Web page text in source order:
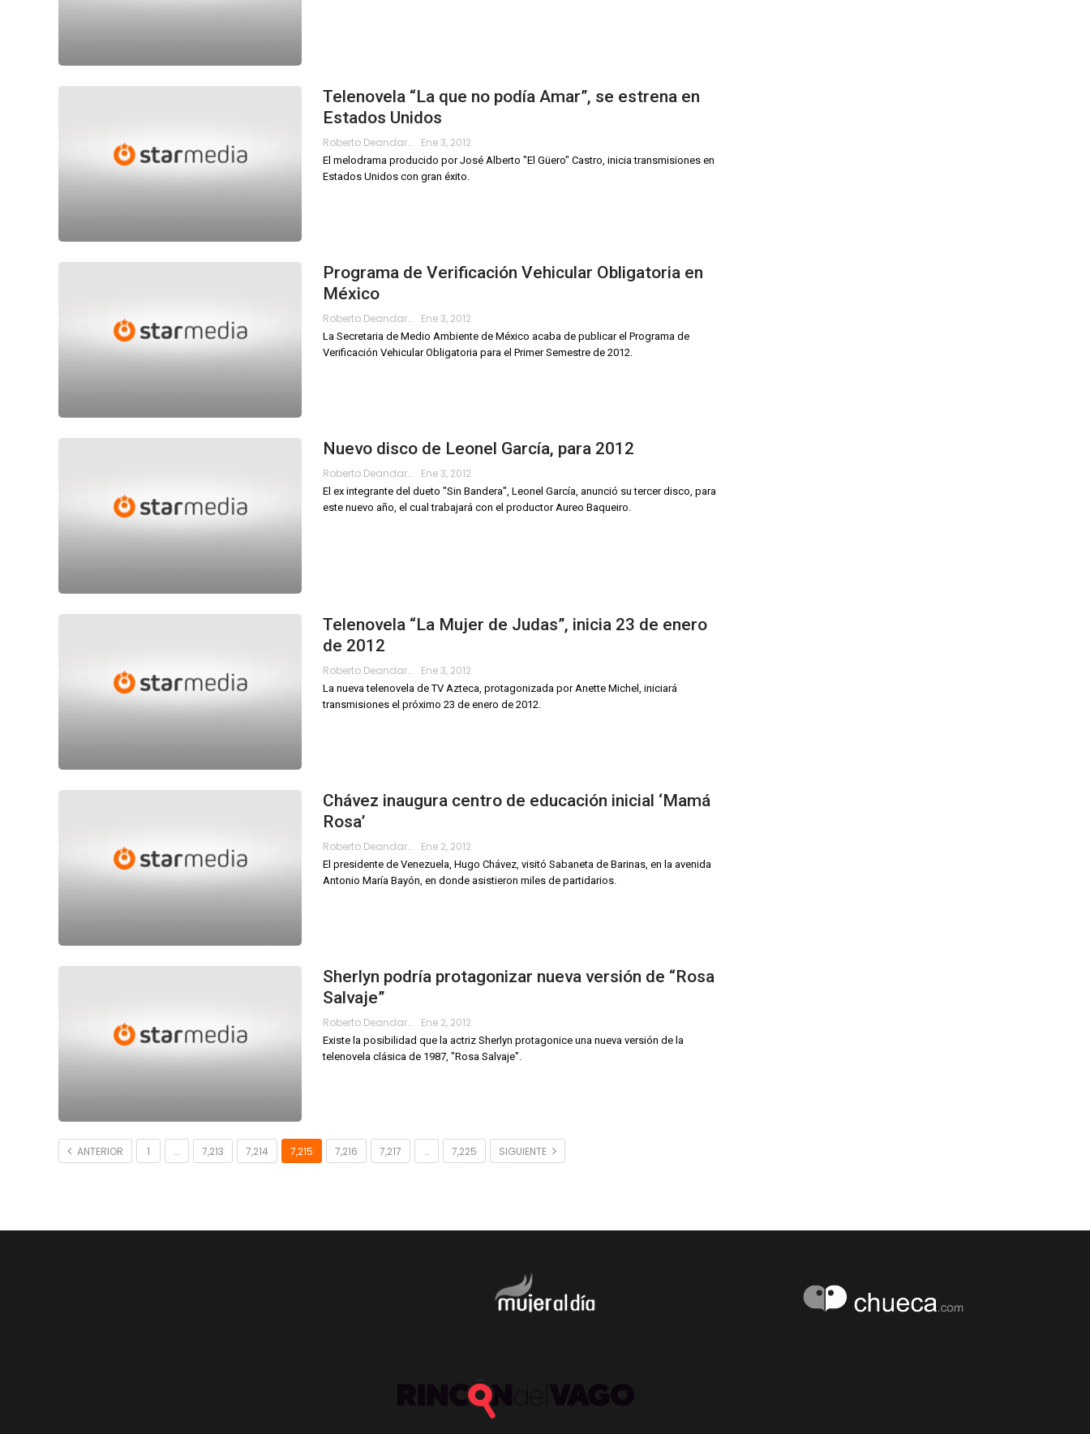
Telenovela “La que no podía Amar”, se estrena en
Estados Unidos
Roberto.deandar Ene 3, 2012
El melodrama producido por José Alberto "El Güero" Castro, inicia transmisiones en
Estados Unidos con gran éxito.
Programa de Verificación Vehicular Obligatoria en
México
Roberto.deandar Ene 3, 2012
La Secretaria de Medio Ambiente de México acaba de publicar el Programa de
Verificación Vehicular Obligatoria para el Primer Semestre de 2012.
Nuevo disco de Leonel García, para 2012
Roberto.deandar Ene 3, 2012
El ex integrante del dueto "Sin Bandera", Leonel García, anunció su tercer disco, para
este nuevo año, el cual trabajará con el productor Aureo Baqueiro.
Telenovela “La Mujer de Judas”, inicia 23 de enero
de 2012
Roberto.deandar Ene 3, 2012
La nueva telenovela de TV Azteca, protagonizada por Anette Michel, iniciará
transmisiones el próximo 23 de enero de 2012.
Chávez inaugura centro de educación inicial ‘Mamá
Rosa’
Roberto.deandar Ene 2, 2012
El presidente de Venezuela, Hugo Chávez, visitó Sabaneta de Barinas, en la avenida
Antonio María Bayón, en donde asistieron miles de partidarios.
Sherlyn podría protagonizar nueva versión de “Rosa
Salvaje”
Roberto.deandar Ene 2, 2012
Existe la posibilidad que la actriz Sherlyn protagonice una nueva versión de la
telenovela clásica de 1987, "Rosa Salvaje".
ANTERIOR 1 … 7,213 7,214 7,215 7,216 7,217 … 7,225 SIGUIENTE